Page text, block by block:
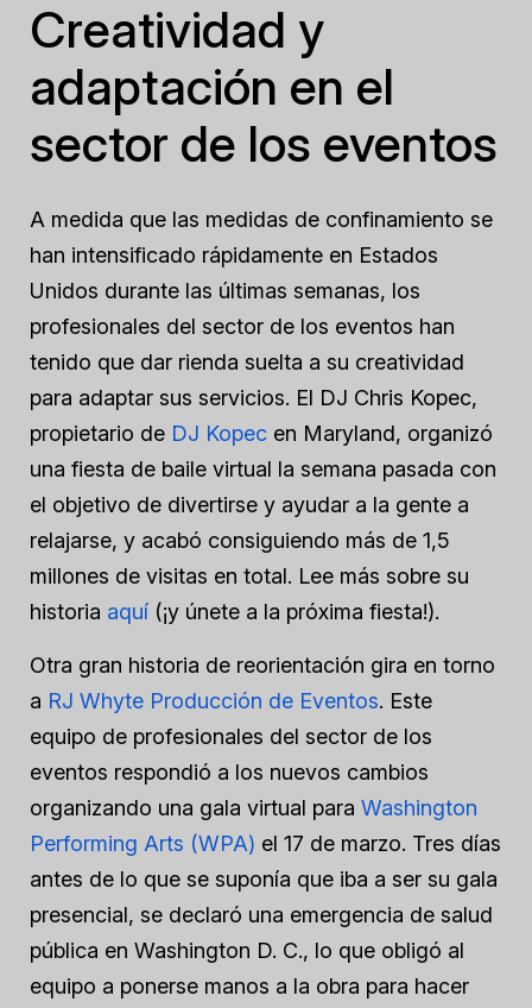
Creatividad y
adaptación en el
sector de los eventos
A medida que las medidas de confinamiento se
han intensificado rápidamente en Estados
Unidos durante las últimas semanas, los
profesionales del sector de los eventos han
tenido que dar rienda suelta a su creatividad
para adaptar sus servicios. El DJ Chris Kopec,
propietario de DJ Kopec en Maryland, organizó
una fiesta de baile virtual la semana pasada con
el objetivo de divertirse y ayudar a la gente a
relajarse, y acabó consiguiendo más de 1,5
millones de visitas en total. Lee más sobre su
historia aquí (¡y únete a la próxima fiesta!).
Otra gran historia de reorientación gira en torno
a RJ Whyte Producción de Eventos. Este
equipo de profesionales del sector de los
eventos respondió a los nuevos cambios
organizando una gala virtual para Washington
Performing Arts (WPA) el 17 de marzo. Tres días
antes de lo que se suponía que iba a ser su gala
presencial, se declaró una emergencia de salud
pública en Washington D. C., lo que obligó al
equipo a ponerse manos a la obra para hacer